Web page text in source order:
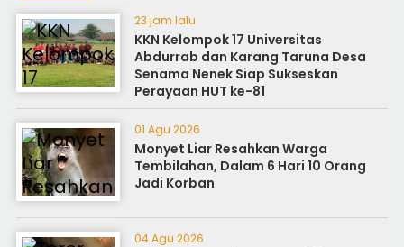
23 jam lalu
KKN Kelompok 17 Universitas
Abdurrab dan Karang Taruna Desa
Senama Nenek Siap Sukseskan
Perayaan HUT ke-81
01 Agu 2026
Monyet Liar Resahkan Warga
Tembilahan, Dalam 6 Hari 10 Orang
Jadi Korban
04 Agu 2026